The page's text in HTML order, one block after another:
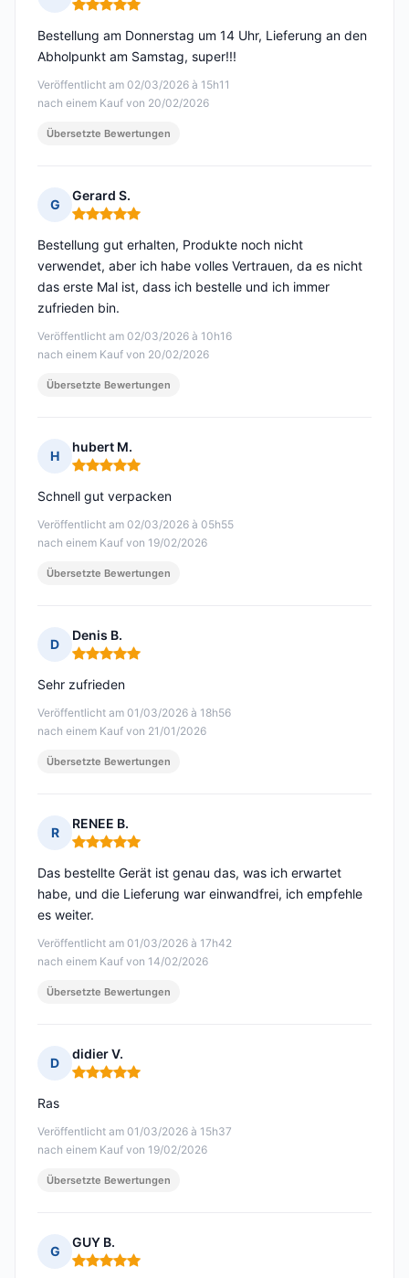
Hinweis: 5 von 5
Veröffentlicht am 02/03/2026 à 15h11
nach einem Kauf von 20/02/2026
Bestellung am Donnerstag um 14 Uhr, Lieferung an den
Abholpunkt am Samstag, super!!!
Übersetzte Bewertungen
G
Gerard S.
Hinweis: 5 von 5
Veröffentlicht am 02/03/2026 à 10h16
nach einem Kauf von 20/02/2026
Bestellung gut erhalten, Produkte noch nicht
verwendet, aber ich habe volles Vertrauen, da es nicht
das erste Mal ist, dass ich bestelle und ich immer
zufrieden bin.
Übersetzte Bewertungen
H
hubert M.
Hinweis: 5 von 5
Veröffentlicht am 02/03/2026 à 05h55
nach einem Kauf von 19/02/2026
Schnell gut verpacken
Übersetzte Bewertungen
D
Denis B.
Hinweis: 5 von 5
Veröffentlicht am 01/03/2026 à 18h56
nach einem Kauf von 21/01/2026
Sehr zufrieden
Übersetzte Bewertungen
R
RENEE B.
Hinweis: 5 von 5
Veröffentlicht am 01/03/2026 à 17h42
nach einem Kauf von 14/02/2026
Das bestellte Gerät ist genau das, was ich erwartet
habe, und die Lieferung war einwandfrei, ich empfehle
es weiter.
Übersetzte Bewertungen
D
didier V.
Hinweis: 5 von 5
Veröffentlicht am 01/03/2026 à 15h37
nach einem Kauf von 19/02/2026
Ras
Übersetzte Bewertungen
G
GUY B.
Hinweis: 5 von 5